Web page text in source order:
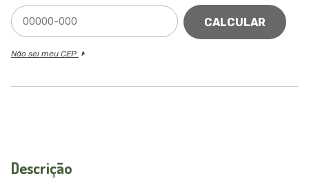
CALCULAR
Não sei meu CEP
Descrição